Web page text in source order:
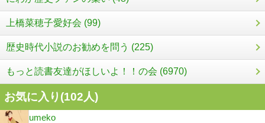
上橋菜穂子愛好会 (99)
歴史時代小説のお勧めを問う (225)
もっと読書友達がほしいよ！！の会 (6970)
お気に入り(102人)
umeko